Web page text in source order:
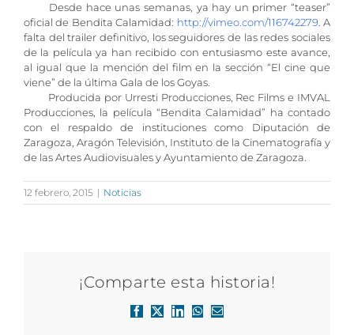
Desde hace unas semanas, ya hay un primer “teaser”
oficial de Bendita Calamidad: http://vimeo.com/116742279 . A
falta del trailer definitivo, los seguidores de las redes sociales
de la película ya han recibido con entusiasmo este avance,
al igual que la mención del film en la sección “El cine que
viene” de la última Gala de los Goyas.
Producida por Urresti Producciones, Rec Films e IMVAL
Producciones, la película “Bendita Calamidad” ha contado
con el respaldo de instituciones como Diputación de
Zaragoza, Aragón Televisión, Instituto de la Cinematografía y
de las Artes Audiovisuales y Ayuntamiento de Zaragoza.
12 febrero, 2015 | Noticias
¡Comparte esta historia!
Facebook
X LinkedInWhatsApp
Correo